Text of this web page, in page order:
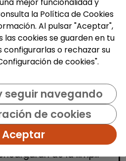
de centros
operarios/as de
en centros escolares
Benidorm y
Las personas
de la limp...
la Política de Cookies
Al pulsar "Aceptar",
las cookies se guarden en tu
configurarlas o rechazar su
de cookies".
seguir navegando
de cookies
Aceptar